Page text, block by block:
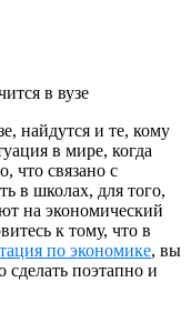
в вузе
найдутся и те, кому
в мире, когда
что связано с
в школах, для того,
на экономический
к тому, что в
по экономике, вы
сделать поэтапно и